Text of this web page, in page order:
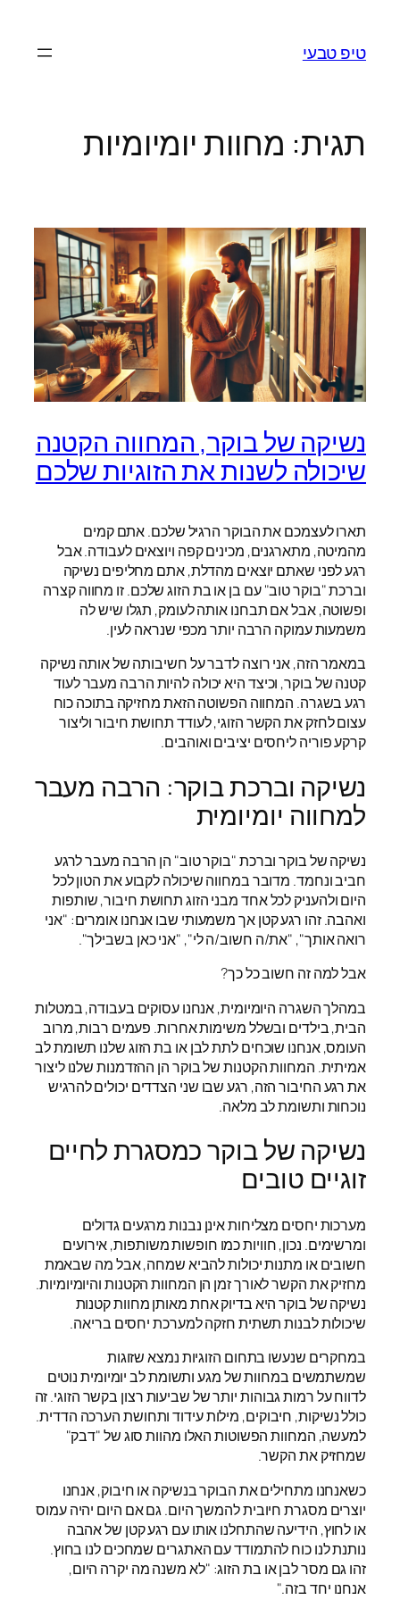
טיפ טבעי
תגית: מחוות יומיומיות
נשיקה של בוקר, המחווה הקטנה
שיכולה לשנות את הזוגיות שלכם
תארו לעצמכם את הבוקר הרגיל שלכם. אתם קמים
מהמיטה, מתארגנים, מכינים קפה ויוצאים לעבודה. אבל
רגע לפני שאתם יוצאים מהדלת, אתם מחליפים נשיקה
וברכת "בוקר טוב" עם בן או בת הזוג שלכם. זו מחווה קצרה
ופשוטה, אבל אם תבחנו אותה לעומק, תגלו שיש לה
משמעות עמוקה הרבה יותר מכפי שנראה לעין.
במאמר הזה, אני רוצה לדבר על חשיבותה של אותה נשיקה
קטנה של בוקר, וכיצד היא יכולה להיות הרבה מעבר לעוד
רגע בשגרה. המחווה הפשוטה הזאת מחזיקה בתוכה כוח
עצום לחזק את הקשר הזוגי, לעודד תחושת חיבור וליצור
קרקע פוריה ליחסים יציבים ואוהבים.
נשיקה וברכת בוקר: הרבה מעבר
למחווה יומיומית
נשיקה של בוקר וברכת "בוקר טוב" הן הרבה מעבר לרגע
חביב ונחמד. מדובר במחווה שיכולה לקבוע את הטון לכל
היום ולהעניק לכל אחד מבני הזוג תחושת חיבור, שותפות
ואהבה. זהו רגע קטן אך משמעותי שבו אנחנו אומרים: "אני
רואה אותך", "את/ה חשוב/ה לי", "אני כאן בשבילך".
אבל למה זה חשוב כל כך?
במהלך השגרה היומיומית, אנחנו עסוקים בעבודה, במטלות
הבית, בילדים ובשלל משימות אחרות. פעמים רבות, מרוב
העומס, אנחנו שוכחים לתת לבן או בת הזוג שלנו תשומת לב
אמיתית. המחוות הקטנות של בוקר הן ההזדמנות שלנו ליצור
את רגע החיבור הזה, רגע שבו שני הצדדים יכולים להרגיש
נוכחות ותשומת לב מלאה.
נשיקה של בוקר כמסגרת לחיים
זוגיים טובים
מערכות יחסים מצליחות אינן נבנות מרגעים גדולים
ומרשימים. נכון, חוויות כמו חופשות משותפות, אירועים
חשובים או מתנות יכולות להביא שמחה, אבל מה שבאמת
מחזיק את הקשר לאורך זמן הן המחוות הקטנות והיומיומיות.
נשיקה של בוקר היא בדיוק אחת מאותן מחוות קטנות
שיכולות לבנות תשתית חזקה למערכת יחסים בריאה.
במחקרים שנעשו בתחום הזוגיות נמצא שזוגות
שמשתמשים במחוות של מגע ותשומת לב יומיומית נוטים
לדווח על רמות גבוהות יותר של שביעות רצון בקשר הזוגי. זה
כולל נשיקות, חיבוקים, מילות עידוד ותחושת הערכה הדדית.
למעשה, המחוות הפשוטות האלו מהוות סוג של "דבק"
שמחזיק את הקשר.
כשאנחנו מתחילים את הבוקר בנשיקה או חיבוק, אנחנו
יוצרים מסגרת חיובית להמשך היום. גם אם היום יהיה עמוס
או לחוץ, הידיעה שהתחלנו אותו עם רגע קטן של אהבה
נותנת לנו כוח להתמודד עם האתגרים שמחכים לנו בחוץ.
זהו גם מסר לבן או בת הזוג: "לא משנה מה יקרה היום,
אנחנו יחד בזה."